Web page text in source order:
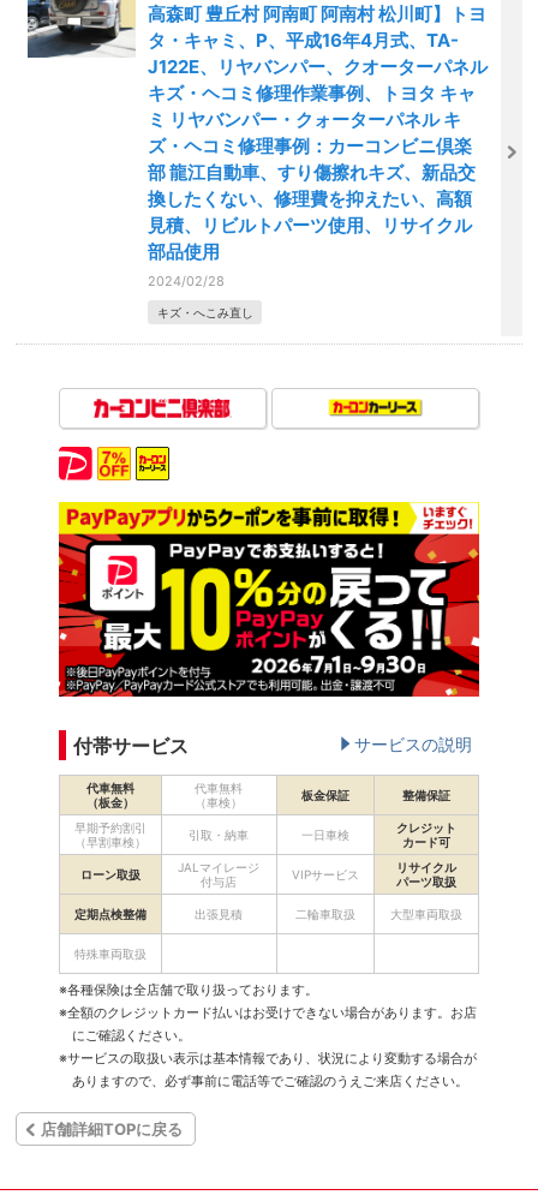
高森町 豊丘村 阿南町 阿南村 松川町】トヨ
タ・キャミ、P、平成16年4月式、TA-
J122E、リヤバンパー、クオーターパネル
キズ・ヘコミ修理作業事例、トヨタ キャ
ミ リヤバンパー・クォーターパネル キ
ズ・ヘコミ修理事例：カーコンビニ倶楽
部 龍江自動車、すり傷擦れキズ、新品交
換したくない、修理費を抑えたい、高額
見積、リビルトパーツ使用、リサイクル
部品使用
2024/02/28
キズ・へこみ直し
付帯サービス サービスの説明
代車無料
（板金）
代車無料
（車検）
板金保証 整備保証
早期予約割引
（早割車検）
引取・納車 一日車検
クレジット
カード可
ローン取扱
JALマイレージ
付与店
VIPサービス
リサイクル
パーツ取扱
定期点検整備 出張見積 二輪車取扱 大型車両取扱
特殊車両取扱
※各種保険は全店舗で取り扱っております。
※全額のクレジットカード払いはお受けできない場合があります。お店
にご確認ください。
※サービスの取扱い表示は基本情報であり、状況により変動する場合が
ありますので、必ず事前に電話等でご確認のうえご来店ください。
店舗詳細TOPに戻る